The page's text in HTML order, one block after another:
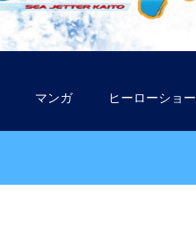
マンガ ヒーローショー